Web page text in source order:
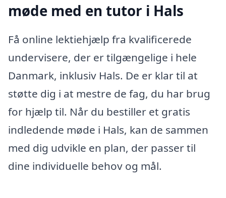
møde med en tutor i Hals
Få online lektiehjælp fra kvalificerede
undervisere, der er tilgængelige i hele
Danmark, inklusiv Hals. De er klar til at
støtte dig i at mestre de fag, du har brug
for hjælp til. Når du bestiller et gratis
indledende møde i Hals, kan de sammen
med dig udvikle en plan, der passer til
dine individuelle behov og mål.